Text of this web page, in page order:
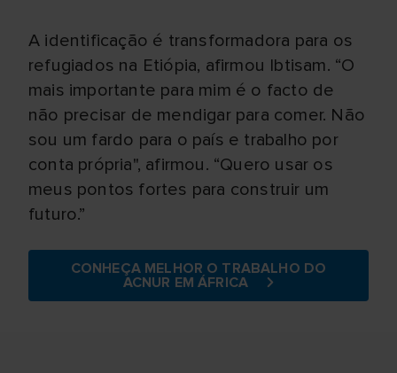
A identificação é transformadora para os
refugiados na Etiópia, afirmou Ibtisam. “O
mais importante para mim é o facto de
não precisar de mendigar para comer. Não
sou um fardo para o país e trabalho por
conta própria", afirmou. “Quero usar os
meus pontos fortes para construir um
futuro.”
CONHEÇA MELHOR O TRABALHO DO
ACNUR EM ÁFRICA